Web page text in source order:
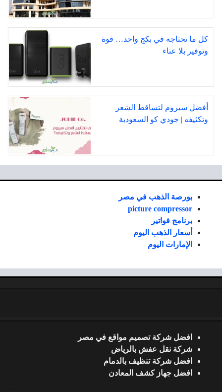
كل ما تحتاجه في بكج واحد… قوة
وتوفير بلا عناء
أفضل سيروم لتساقط الشعر
وتكثيفه | جودي كو السعودية
بورصة الذهب في مصر
picture compressor
برنامج فواتير
أسعار الذهب اليوم
الإمارات اليوم
افضل شركة تصميم مواقع في مصر
شركة نقل عفش بالرياض
افضل شركة تنظيف بالدمام
افضل جهاز كشف المعادن